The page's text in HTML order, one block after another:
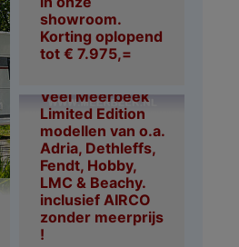
showroom.
Korting oplopend
tot € 7.975,=
Veel Meerbeek
Limited Edition
modellen van o.a.
Adria, Dethleffs,
Fendt, Hobby,
LMC & Beachy.
inclusief AIRCO
zonder meerprijs
!